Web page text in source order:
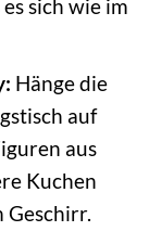
sich wie im
Hänge die
auf
aus
Kuchen
Geschirr.